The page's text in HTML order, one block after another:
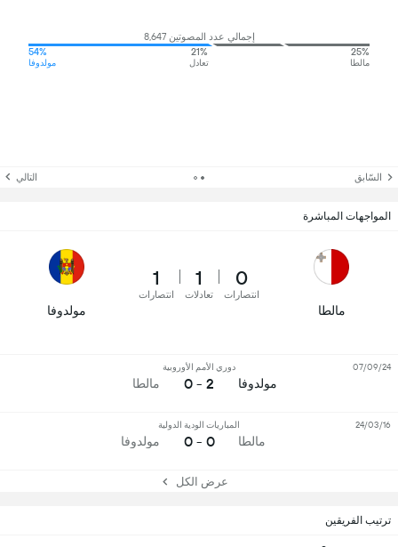
ترتيب الفريقين
إجمالي عدد المصوتين 8,647
25%
مالطا
21%
تعادل
54%
مولدوفا
السّابق التالي
المواجهات المباشرة
مالطا
0
انتصارات
1
تعادلات
1
انتصارات
مولدوفا
مولدوفا
دوري الأمم الأوروبية
2 - 0 مالطا
07/09/24
مالطا
المباريات الودية الدولية
0 - 0 مولدوفا
24/03/16
عرض الكل